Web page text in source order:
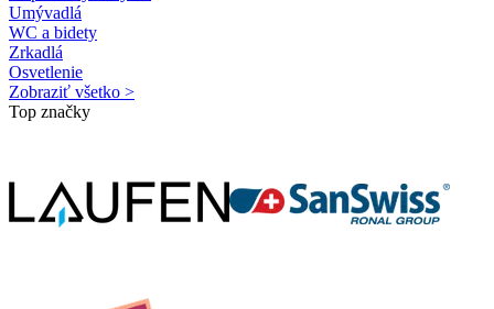
Umývadlá
WC a bidety
Zrkadlá
Osvetlenie
Zobraziť všetko >
Top značky